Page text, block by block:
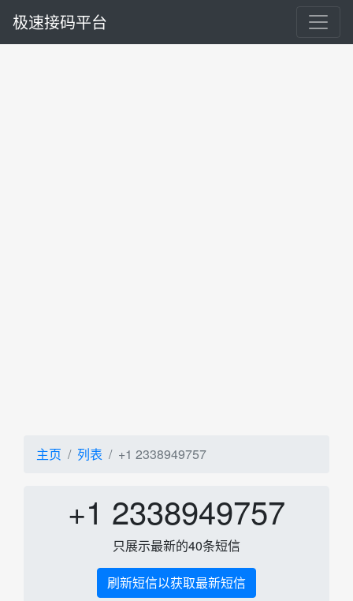
极速接码平台
主页 列表 +1 2338949757
+1 2338949757
只展示最新的40条短信
刷新短信以获取最新短信